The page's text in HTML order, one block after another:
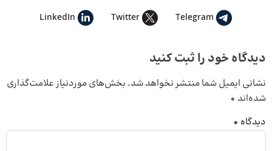
Telegram
Twitter
LinkedIn
دیدگاه خود را ثبت کنید
نشانی ایمیل شما منتشر نخواهد شد. بخش‌های موردنیاز علامت‌گذاری
شده‌اند *
دیدگاه *